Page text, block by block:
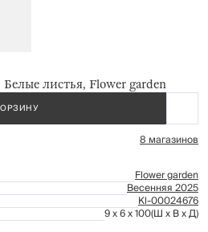
Белые листья, Flower garden
8 магазинов
Flower garden
Весенняя 2025
Kl-00024676
9 x 6 x 100(Ш x В x Д)